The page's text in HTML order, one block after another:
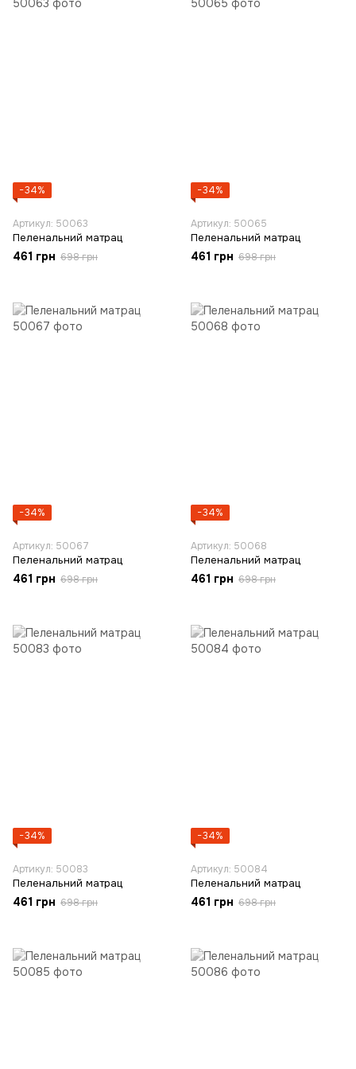
−34%
Артикул: 50063
Пеленальний матрац
461 грн 698 грн
−34%
Артикул: 50065
Пеленальний матрац
461 грн 698 грн
−34%
Артикул: 50067
Пеленальний матрац
461 грн 698 грн
−34%
Артикул: 50068
Пеленальний матрац
461 грн 698 грн
−34%
Артикул: 50083
Пеленальний матрац
461 грн 698 грн
−34%
Артикул: 50084
Пеленальний матрац
461 грн 698 грн